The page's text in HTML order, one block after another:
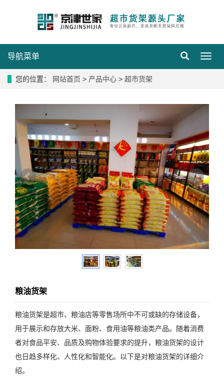
导
导航菜单
您的位置： 网站首页 > 产品中心 > 超市货架
粮油货架
粮油货架是超市、粮油店等零售场所中不可或缺的存储设备，
用于展示和存放大米、面粉、食用油等粮油类产品。随着消费
者对食品平安、品质及购物体验要求的提升，粮油货架的设计
也日趋多样化、人性化和智能化。以下是对粮油货架的详细介
绍。